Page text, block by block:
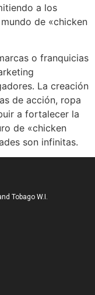
a los
de «chicken
o franquicias
La creación
de acción, ropa
a fortalecer la
de «chicken
son infinitas.
Tobago W.I.